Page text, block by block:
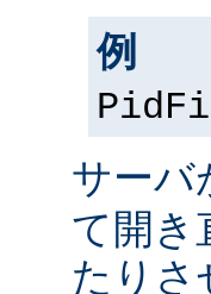
例
サーバ
て開き
たりさ